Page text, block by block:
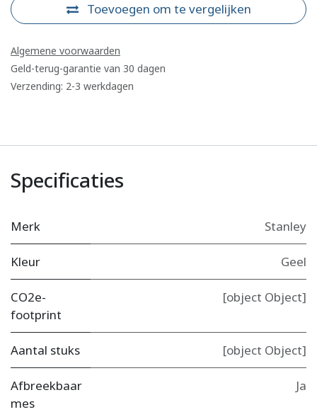
Toevoegen om te vergelijken
Algemene voorwaarden
Geld-terug-garantie van 30 dagen
Verzending: 2-3 werkdagen
Specificaties
Merk Stanley
Kleur Geel
CO2e-
footprint
[object Object]
Aantal stuks [object Object]
Afbreekbaar
mes
Ja